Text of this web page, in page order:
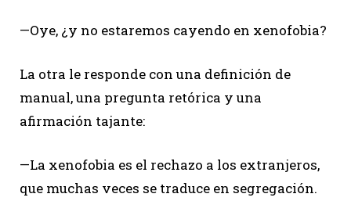
—Oye, ¿y no estaremos cayendo en xenofobia?
La otra le responde con una definición de
manual, una pregunta retórica y una
afirmación tajante:
—La xenofobia es el rechazo a los extranjeros,
que muchas veces se traduce en segregación.